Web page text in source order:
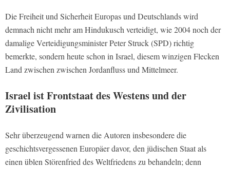
Die Freiheit und Sicherheit Europas und Deutschlands wird
demnach nicht mehr am Hindukusch verteidigt, wie 2004 noch der
damalige Verteidigungsminister Peter Struck (SPD) richtig
bemerkte, sondern heute schon in Israel, diesem winzigen Flecken
Land zwischen zwischen Jordanfluss und Mittelmeer.
Israel ist Frontstaat des Westens und der
Zivilisation
Sehr überzeugend warnen die Autoren insbesondere die
geschichtsvergessenen Europäer davor, den jüdischen Staat als
einen üblen Störenfried des Weltfriedens zu behandeln; denn